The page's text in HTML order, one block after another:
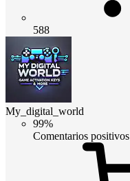
588
My_digital_world
99%
Comentarios positivos